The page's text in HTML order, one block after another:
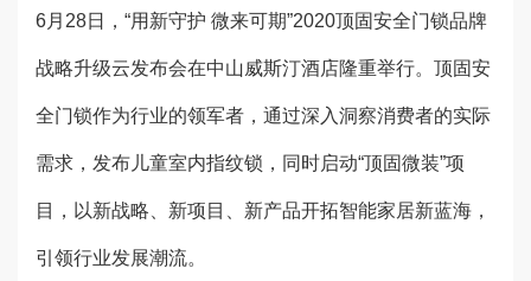
6月28日，“用新守护 微来可期”2020顶固安全门锁品牌
战略升级云发布会在中山威斯汀酒店隆重举行。顶固安
全门锁作为行业的领军者，通过深入洞察消费者的实际
需求，发布儿童室内指纹锁，同时启动“顶固微装”项
目，以新战略、新项目、新产品开拓智能家居新蓝海，
引领行业发展潮流。